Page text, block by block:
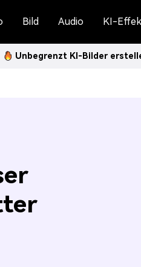
Bild Audio KI-
Unbegrenzt KI-Bilder